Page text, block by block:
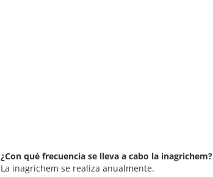
¿Con qué frecuencia se lleva a cabo la inagrichem?
La inagrichem se realiza anualmente.